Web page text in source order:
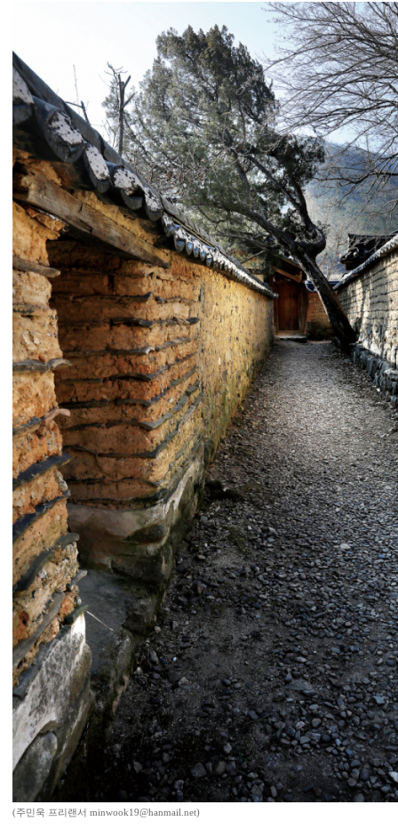
(주민욱 프리랜서 minwook19@hanmail.net)